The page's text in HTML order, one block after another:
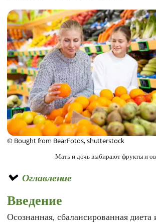
© Bought from BearFotos, shutterstock
Мать и дочь выбирают фрукты и
Оглавление
Введение
Осознанная, сбалансированная диета